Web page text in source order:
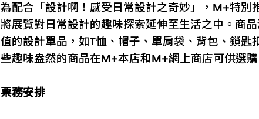
為配合「設計啊！感受日常設計之奇妙」，M+特別
將展覽對日常設計的趣味探索延伸至生活之中。商
值的設計單品，如T恤、帽子、單肩袋、背包、鎖匙
些趣味盎然的商品在M+本店和M+網上商店可供選購
票務安排